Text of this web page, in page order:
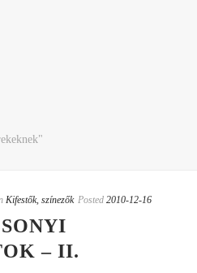
Kifestők, színezők Posted 2010-12-16
– II.